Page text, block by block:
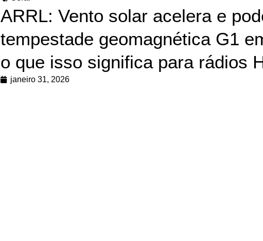
ARRL: Vento solar acelera e
tempestade geomagnética G1
o que isso significa para rádios
janeiro 31, 2026